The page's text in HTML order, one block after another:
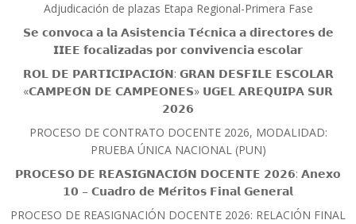
Adjudicación de plazas Etapa Regional-Primera Fase
𝗦𝗲 𝗰𝗼𝗻𝘃𝗼𝗰𝗮 𝗮 𝗹𝗮 𝗔𝘀𝗶𝘀𝘁𝗲𝗻𝗰𝗶𝗮 𝗧𝗲́𝗰𝗻𝗶𝗰𝗮 𝗮 𝗱𝗶𝗿𝗲𝗰𝘁𝗼𝗿𝗲𝘀 𝗱𝗲
𝗜𝗜𝗘𝗘 𝗳𝗼𝗰𝗮𝗹𝗶𝘇𝗮𝗱𝗮𝘀 𝗽𝗼𝗿 𝗰𝗼𝗻𝘃𝗶𝘃𝗲𝗻𝗰𝗶𝗮 𝗲𝘀𝗰𝗼𝗹𝗮𝗿
𝗥𝗢𝗟 𝗗𝗘 𝗣𝗔𝗥𝗧𝗜𝗖𝗜𝗣𝗔𝗖𝗜𝗢́𝗡: 𝗚𝗥𝗔𝗡 𝗗𝗘𝗦𝗙𝗜𝗟𝗘 𝗘𝗦𝗖𝗢𝗟𝗔𝗥
«𝗖𝗔𝗠𝗣𝗘𝗢́𝗡 𝗗𝗘 𝗖𝗔𝗠𝗣𝗘𝗢𝗡𝗘𝗦» 𝗨𝗚𝗘𝗟 𝗔𝗥𝗘𝗤𝗨𝗜𝗣𝗔 𝗦𝗨𝗥
𝟮𝟬𝟮𝟲
PROCESO DE CONTRATO DOCENTE 2026, MODALIDAD:
PRUEBA ÚNICA NACIONAL (PUN)
𝗣𝗥𝗢𝗖𝗘𝗦𝗢 𝗗𝗘 𝗥𝗘𝗔𝗦𝗜𝗚𝗡𝗔𝗖𝗜𝗢́𝗡 𝗗𝗢𝗖𝗘𝗡𝗧𝗘 𝟮𝟬𝟮𝟲: 𝗔𝗻𝗲𝘅𝗼
𝟭𝟬 – 𝗖𝘂𝗮𝗱𝗿𝗼 𝗱𝗲 𝗠𝗲́𝗿𝗶𝘁𝗼𝘀 𝗙𝗶𝗻𝗮𝗹 𝗚𝗲𝗻𝗲𝗿𝗮𝗹
PROCESO DE REASIGNACIÓN DOCENTE 2026: RELACIÓN FINAL